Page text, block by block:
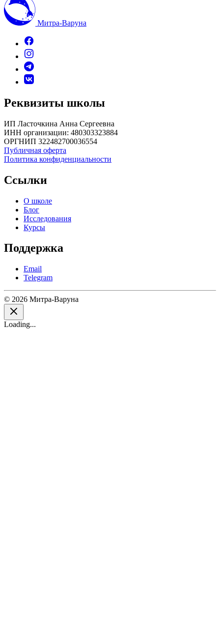
Митра-Варуна
Реквизиты школы
ИП Ласточкина Анна Сергеевна
ИНН организации: 480303323884
ОРГНИП 322482700036554
Публичная оферта
Политика конфиденциальности
Ссылки
О школе
Блог
Исследования
Курсы
Поддержка
Email
Telegram
© 2026 Митра-Варуна
Loading...